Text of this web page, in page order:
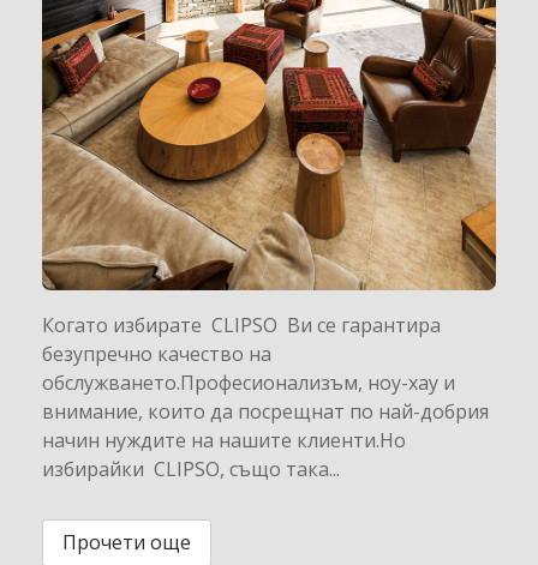
Когато избирате CLIPSO Ви се гарантира
безупречно качество на
обслужването.Професионализъм, ноу-хау и
внимание, които да посрещнат по най-добрия
начин нуждите на нашите клиенти.Но
избирайки CLIPSO, също така...
Прочети още